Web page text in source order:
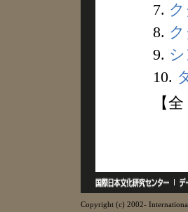
7.
8.
9.
10.
【
Copyright (c) 2002-